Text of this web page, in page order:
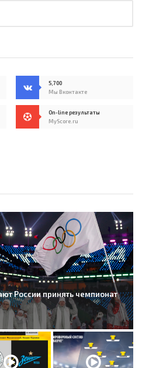
5,700
Мы Вконтакте
On-line результаты
MyScore.ru
России принять чемпионат